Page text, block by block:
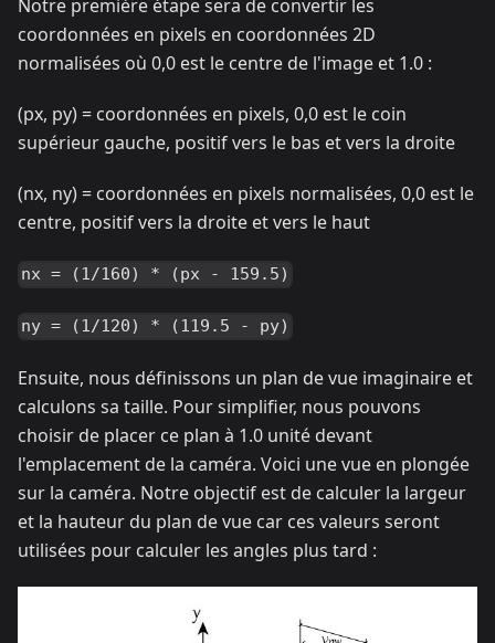
Notre première étape sera de convertir les
coordonnées en pixels en coordonnées 2D
normalisées où 0,0 est le centre de l'image et 1.0 :
(px, py) = coordonnées en pixels, 0,0 est le coin
supérieur gauche, positif vers le bas et vers la droite
(nx, ny) = coordonnées en pixels normalisées, 0,0 est le
centre, positif vers la droite et vers le haut
nx = (1/160) * (px - 159.5)
ny = (1/120) * (119.5 - py)
Ensuite, nous définissons un plan de vue imaginaire et
calculons sa taille. Pour simplifier, nous pouvons
choisir de placer ce plan à 1.0 unité devant
l'emplacement de la caméra. Voici une vue en plongée
sur la caméra. Notre objectif est de calculer la largeur
et la hauteur du plan de vue car ces valeurs seront
utilisées pour calculer les angles plus tard :